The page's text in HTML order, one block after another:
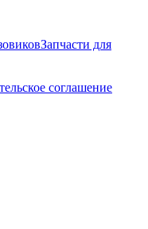
Запчасти для
соглашение